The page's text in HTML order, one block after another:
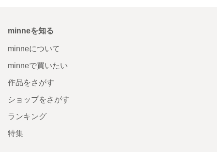
minneを知る
minneについて
minneで買いたい
作品をさがす
ショップをさがす
ランキング
特集